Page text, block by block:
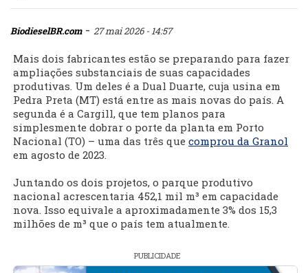
BiodieselBR.com- 27 mai 2026 - 14:57
Mais dois fabricantes estão se preparando para fazer
ampliações substanciais de suas capacidades
produtivas. Um deles é a Dual Duarte, cuja usina em
Pedra Preta (MT) está entre as mais novas do país. A
segunda é a Cargill, que tem planos para
simplesmente dobrar o porte da planta em Porto
Nacional (TO) – uma das três que comprou da Granol
em agosto de 2023.
Juntando os dois projetos, o parque produtivo
nacional acrescentaria 452,1 mil m³ em capacidade
nova. Isso equivale a aproximadamente 3% dos 15,3
milhões de m³ que o país tem atualmente.
PUBLICIDADE